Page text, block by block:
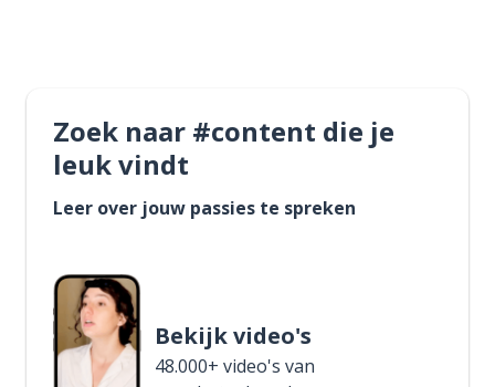
Zoek naar #content die je
leuk vindt
Leer over jouw passies te spreken
Bekijk video's
48.000+ video's van